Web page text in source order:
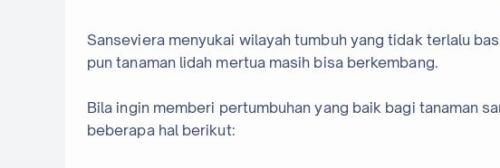
Sanseviera menyukai wilayah tumbuh yang tidak terlalu
pun tanaman lidah mertua masih bisa berkembang.
Bila ingin memberi pertumbuhan yang baik bagi tanaman
beberapa hal berikut: